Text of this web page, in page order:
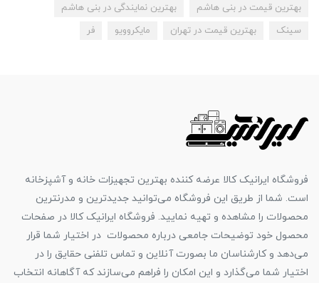
بهترین قیمت در بنی هاشم
بهترین نمایندگی در بنی هاشم
سینک
بهترین قیمت در تهران مایکروویو فر
فروشگاه ایرانیک کالا عرضه کننده بهترین تجهیزات خانه و آشپزخانه
است. شما از طریق این فروشگاه می‌توانید جدیدترین و مدرنترین
محصولات را مشاهده و تهیه نمایید. فروشگاه ایرانیک کالا در صفحات
محصول خود توضیحات جامعی درباره محصولات در اختیار شما قرار
می‌دهد و کارشناسان ما بصورت آنلاین و تماس تلفنی حقایق را در
اختیار شما می‌گذارد و این امکان را فراهم می‌سازند که آگاهانه انتخاب